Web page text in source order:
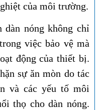
của môi trường.​​​​​​​
nóng không chỉ
việc bảo vệ mà
động của thiết bị.
sự ăn mòn do tác
và các yếu tố môi
thọ cho dàn nóng.